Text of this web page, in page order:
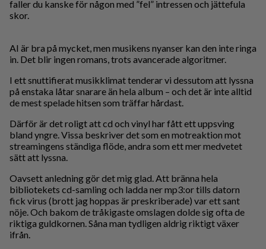
faller du kanske för någon med ”fel” intressen och jättefula
skor.
AI är bra på mycket, men musikens nyanser kan den inte ringa
in. Det blir ingen romans, trots avancerade algoritmer.
I ett snuttifierat musikklimat tenderar vi dessutom att lyssna
på enstaka låtar snarare än hela album – och det är inte alltid
de mest spelade hitsen som träffar hårdast.
Därför är det roligt att cd och vinyl har fått ett uppsving
bland yngre. Vissa beskriver det som en motreaktion mot
streamingens ständiga flöde, andra som ett mer medvetet
sätt att lyssna.
Oavsett anledning gör det mig glad. Att bränna hela
bibliotekets cd-samling och ladda ner mp3:or tills datorn
fick virus (brott jag hoppas är preskriberade) var ett sant
nöje. Och bakom de tråkigaste omslagen dolde sig ofta de
riktiga guldkornen. Såna man tydligen aldrig riktigt växer
ifrån.